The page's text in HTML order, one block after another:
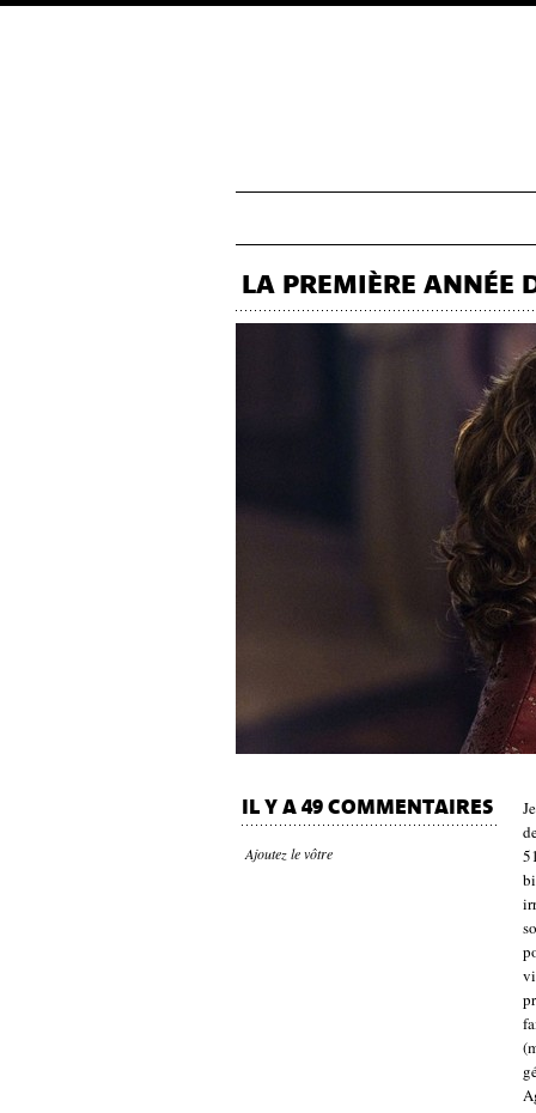
LA PREMIÈRE ANNÉE
IL Y A 49 COMMENTAIRES
Ajoutez le vôtre